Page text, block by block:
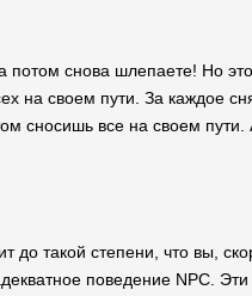
снова шлепаете! Но
на своем пути. За каждое
все на своем пути.
такой степени, что вы,
поведение NPC. Эти